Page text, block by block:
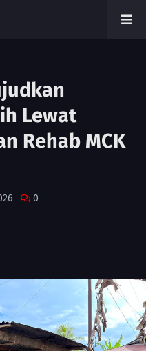
Lewat
Rehab MCK
0